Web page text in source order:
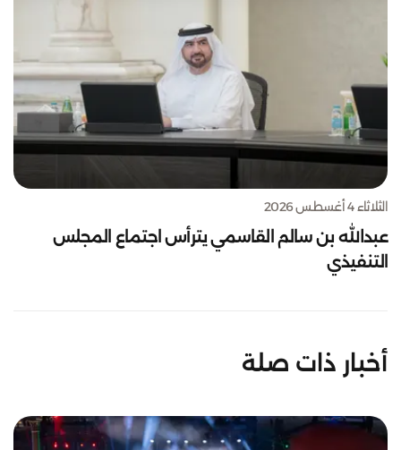
الثلاثاء 4 أغسطس 2026
عبدالله بن سالم القاسمي يترأس اجتماع المجلس
التنفيذي
أخبار ذات صلة